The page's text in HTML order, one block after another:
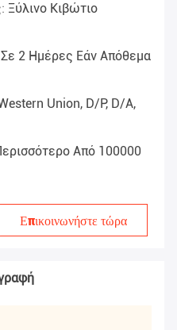
Ξύλινο Κιβώτιο
2 Ημέρες Εάν Απόθεμα
Union, D/P, D/A,
Από 100000
Επικοινωνήστε τώρα